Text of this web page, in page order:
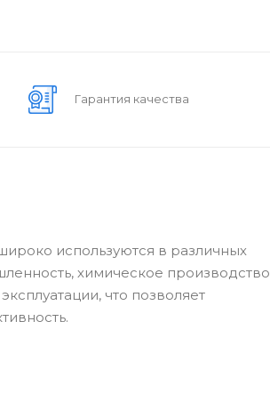
Гарантия качества
используются в различных
химическое производство
что позволяет